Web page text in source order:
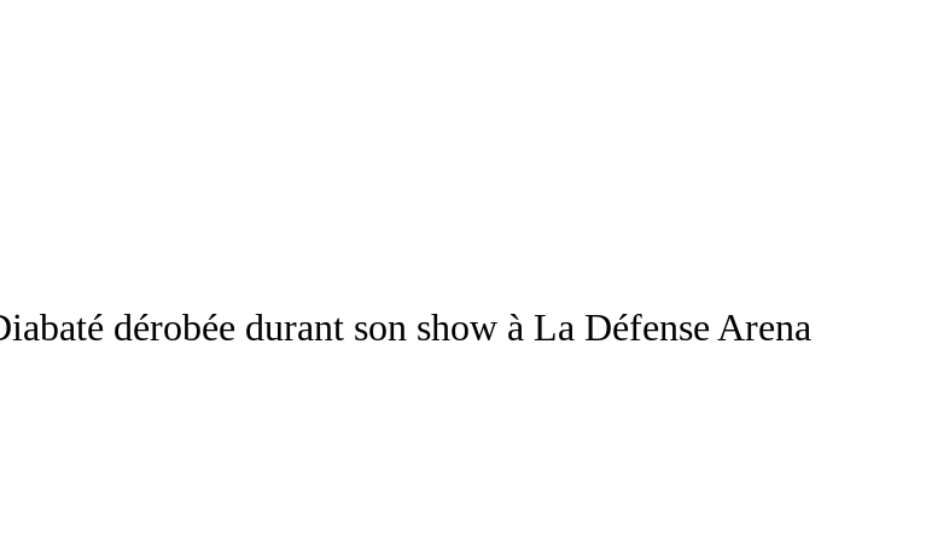
dérobée durant son show à La Défense Arena